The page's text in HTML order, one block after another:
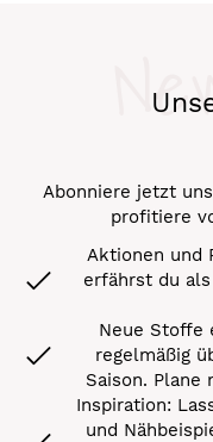
Abonniere jetzt
profitiere
Aktionen und
erfährst du
Neue Stoffe
regelmäßig
Saison. Plane
Inspiration:
und